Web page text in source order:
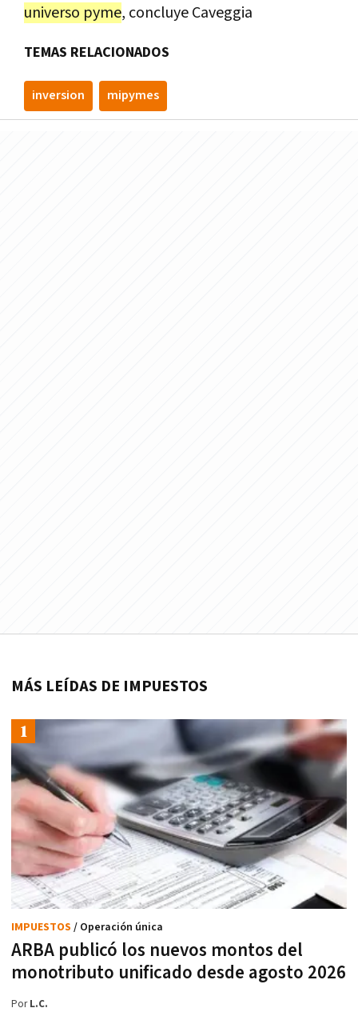
universo pyme, concluye Caveggia
TEMAS RELACIONADOS
inversion mipymes
MÁS LEÍDAS DE IMPUESTOS
ARBA publicó los nuevos montos del
monotributo unificado desde agosto 2026
IMPUESTOS / Operación única
PorL.C.